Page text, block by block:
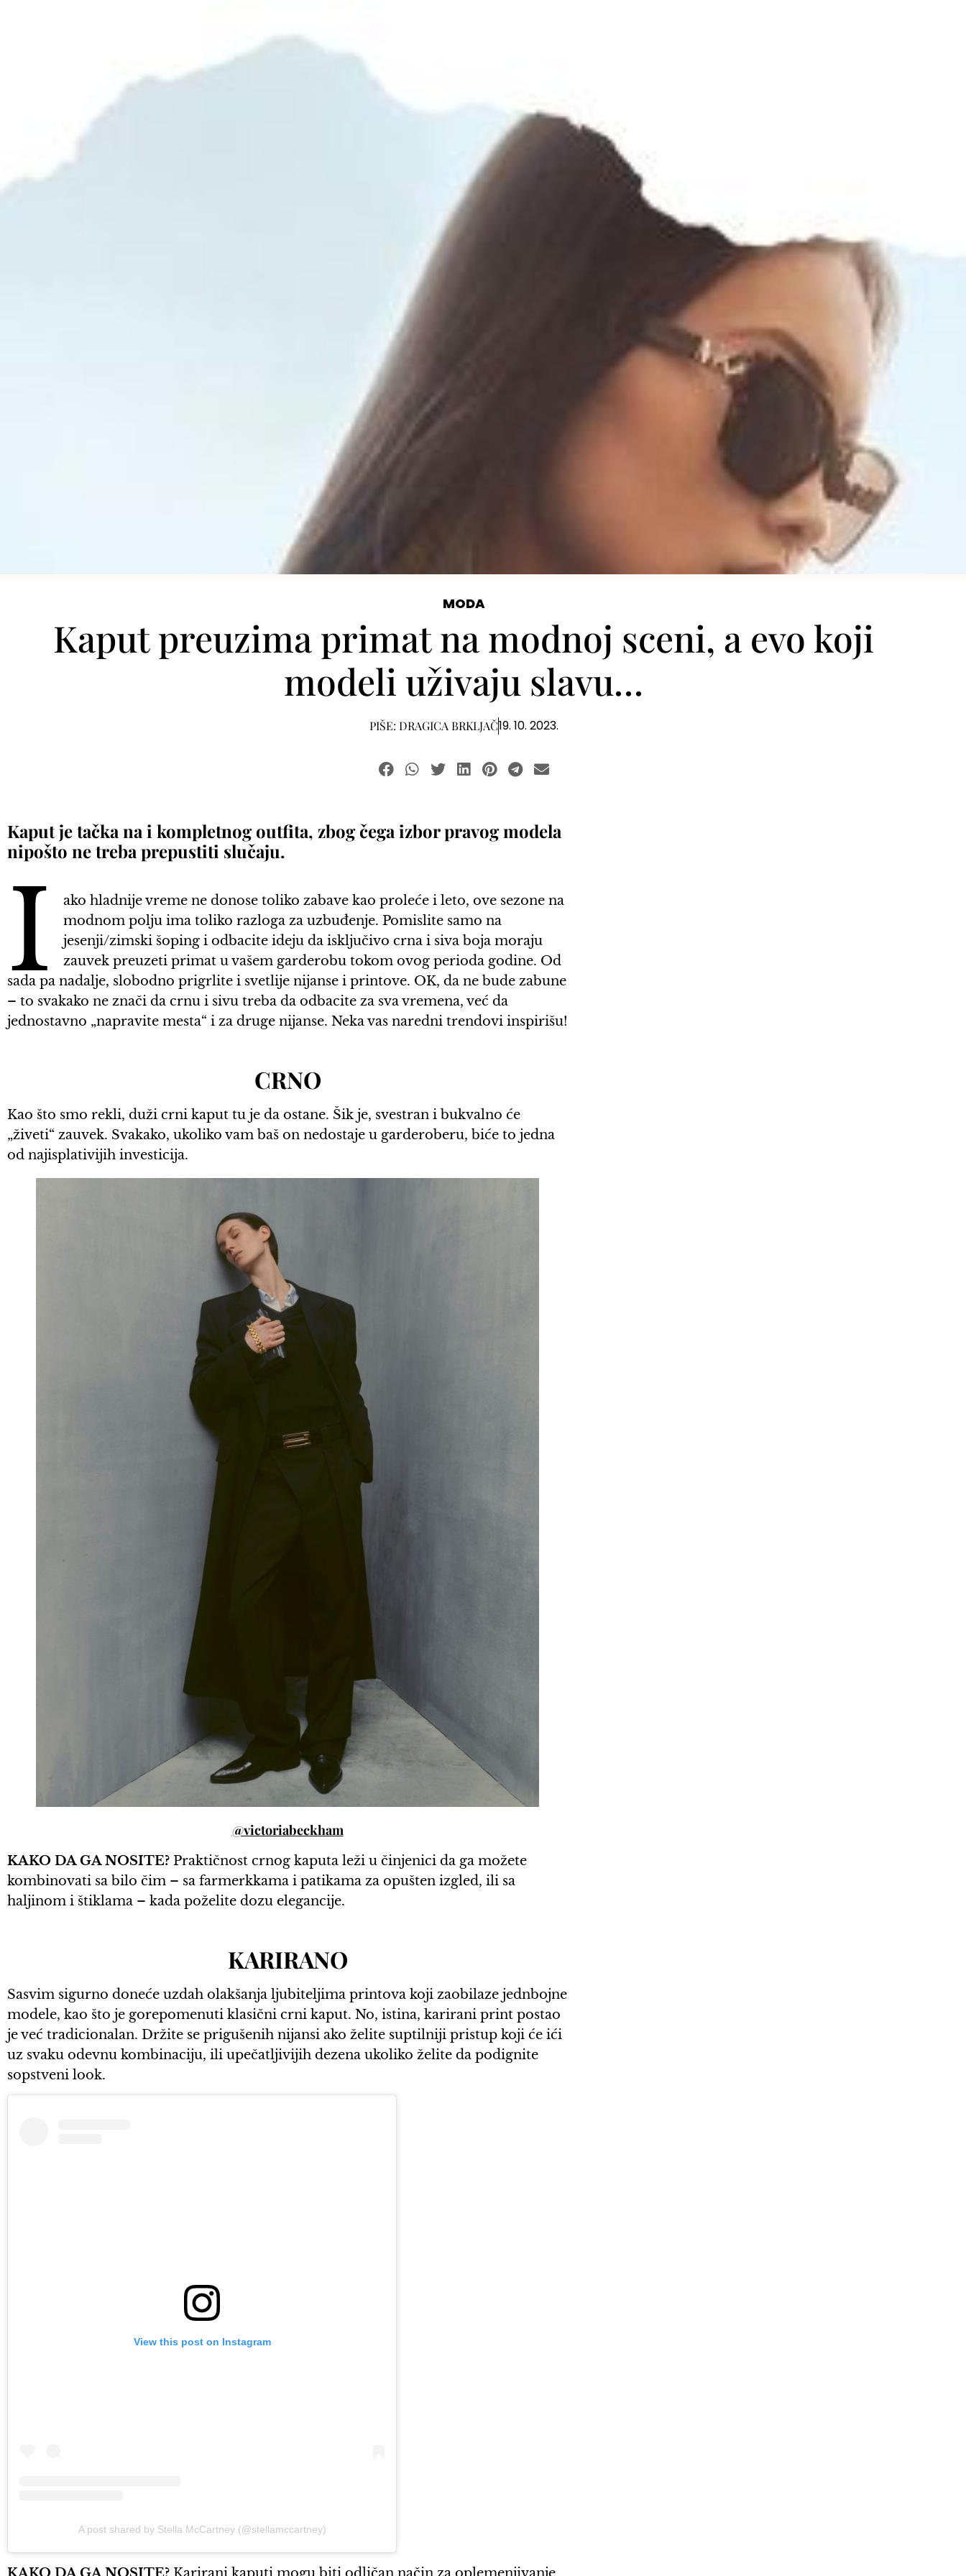
MODA
Kaput preuzima primat na modnoj sceni, a evo koji
modeli uživaju slavu…
PIŠE: DRAGICA BRKLJAČ19. 10. 2023.
Kaput je tačka na i kompletnog outfita, zbog čega izbor pravog modela
nipošto ne treba prepustiti slučaju.
I
ako hladnije vreme ne donose toliko zabave kao proleće i leto, ove sezone na
modnom polju ima toliko razloga za uzbuđenje. Pomislite samo na
jesenji/zimski šoping i odbacite ideju da isključivo crna i siva boja moraju
zauvek preuzeti primat u vašem garderobu tokom ovog perioda godine. Od
sada pa nadalje, slobodno prigrlite i svetlije nijanse i printove. OK, da ne bude zabune
– to svakako ne znači da crnu i sivu treba da odbacite za sva vremena, već da
jednostavno „napravite mesta“ i za druge nijanse. Neka vas naredni trendovi inspirišu!
CRNO
Kao što smo rekli, duži crni kaput tu je da ostane. Šik je, svestran i bukvalno će
„živeti“ zauvek. Svakako, ukoliko vam baš on nedostaje u garderoberu, biće to jedna
od najisplativijih investicija.
@victoriabeckham
KAKO DA GA NOSITE? Praktičnost crnog kaputa leži u činjenici da ga možete
kombinovati sa bilo čim – sa farmerkkama i patikama za opušten izgled, ili sa
haljinom i štiklama – kada poželite dozu elegancije.
KARIRANO
Sasvim sigurno doneće uzdah olakšanja ljubiteljima printova koji zaobilaze jednbojne
modele, kao što je gorepomenuti klasični crni kaput. No, istina, karirani print postao
je već tradicionalan. Držite se prigušenih nijansi ako želite suptilniji pristup koji će ići
uz svaku odevnu kombinaciju, ili upečatljivijih dezena ukoliko želite da podignite
sopstveni look.
View this post on Instagram
A post shared by Stella McCartney (@stellamccartney)
KAKO DA GA NOSITE? Karirani kaputi mogu biti odličan način za oplemenjivanje